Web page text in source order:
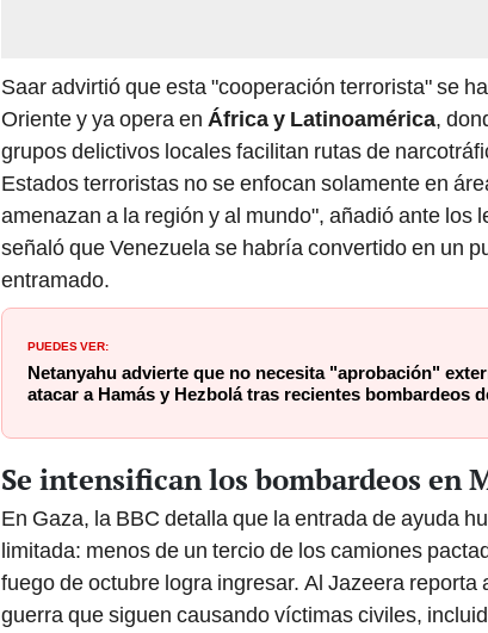
Saar advirtió que esta "cooperación terrorista" se
Oriente y ya opera en África y Latinoamérica,
grupos delictivos locales facilitan rutas de
Estados terroristas no se enfocan solamente en
amenazan a la región y al mundo", añadió ante los
señaló que Venezuela se habría convertido en un
entramado.
PUEDES VER:
Netanyahu advierte que no necesita "aprobación"
atacar a Hamás y Hezbolá tras recientes bombardeos
Se intensifican los bombardeos en
En Gaza, la BBC detalla que la entrada de ayuda
limitada: menos de un tercio de los camiones
fuego de octubre logra ingresar. Al Jazeera reporta
guerra que siguen causando víctimas civiles,